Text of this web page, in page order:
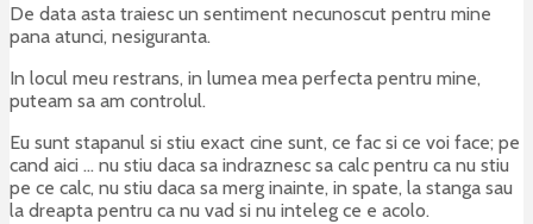
De data asta traiesc un sentiment necunoscut pentru mine
pana atunci, nesiguranta.
In locul meu restrans, in lumea mea perfecta pentru mine,
puteam sa am controlul.
Eu sunt stapanul si stiu exact cine sunt, ce fac si ce voi face; pe
cand aici … nu stiu daca sa indraznesc sa calc pentru ca nu stiu
pe ce calc, nu stiu daca sa merg inainte, in spate, la stanga sau
la dreapta pentru ca nu vad si nu inteleg ce e acolo.